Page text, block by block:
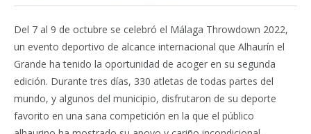
Del 7 al 9 de octubre se celebró el Málaga Throwdown 2022,
un evento deportivo de alcance internacional que Alhaurín el
Grande ha tenido la oportunidad de acoger en su segunda
edición. Durante tres días, 330 atletas de todas partes del
mundo, y algunos del municipio, disfrutaron de su deporte
favorito en una sana competición en la que el público